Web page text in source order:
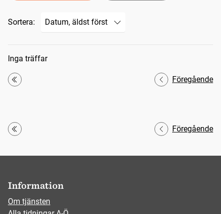
Sortera:
Sökresultat
Inga träffar
Första
Föregående
Första
Föregående
Information
Om tjänsten